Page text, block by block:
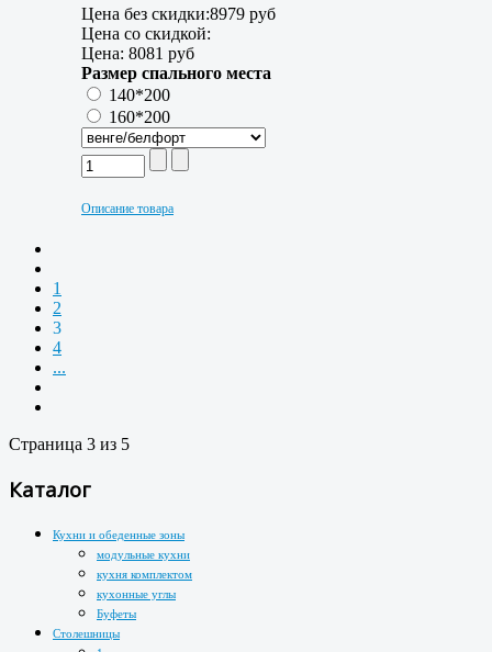
Цена без скидки:8979 руб
Цена со скидкой:
Цена: 8081 руб
Размер спального места
140*200
160*200
Описание товара
1
2
3
4
...
Страница 3 из 5
Каталог
Кухни и обеденные зоны
модульные кухни
кухня комплектом
кухонные углы
Буфеты
Столешницы